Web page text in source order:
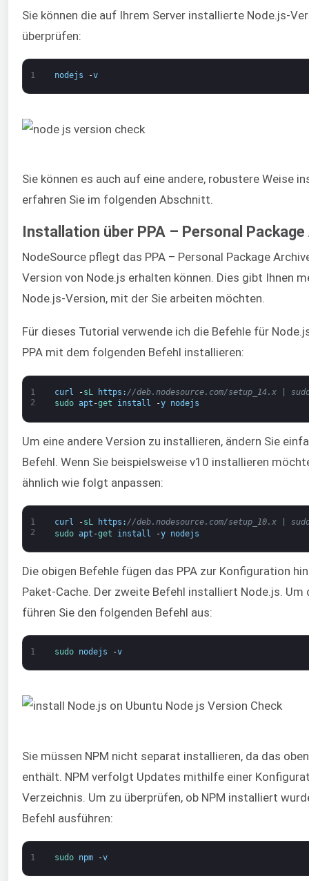
Sie können die auf Ihrem Server installierte Node.js-
überprüfen:
1 nodejs -v
Sie können es auch auf eine andere, robustere Weise
erfahren Sie im folgenden Abschnitt.
Installation über PPA – Personal
NodeSource pflegt das PPA – Personal Package
Version von Node.js erhalten können. Dies gibt Ihnen
Node.js-Version, mit der Sie arbeiten möchten.
Für dieses Tutorial verwende ich die Befehle für
PPA mit dem folgenden Befehl installieren:
1
2
curl -sL https : //deb.nodesource.com/setup_14.x |
sudo apt -get install -y nodejs
Um eine andere Version zu installieren, ändern Sie
Befehl. Wenn Sie beispielsweise v10 installieren
ähnlich wie folgt anpassen:
1
2
curl -sL https : //deb.nodesource.com/setup_10.x |
sudo apt -get install -y nodejs
Die obigen Befehle fügen das PPA zur Konfiguration
Paket-Cache. Der zweite Befehl installiert Node.js. Um
führen Sie den folgenden Befehl aus:
1 sudo nodejs -v
Sie müssen NPM nicht separat installieren, da das
enthält. NPM verfolgt Updates mithilfe einer
Verzeichnis. Um zu überprüfen, ob NPM installiert
Befehl ausführen:
1 sudo npm -v